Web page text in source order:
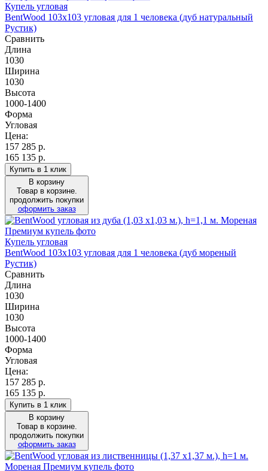
Купель угловая
BentWood 103х103 угловая для 1 человека (дуб натуральный
Рустик)
Сравнить
Длина
1030
Ширина
1030
Высота
1000-1400
Форма
Угловая
Цена:
157 285 р.
165 135 р.
Купить в 1 клик
В корзину
Товар в корзине.
продолжить покупки
оформить заказ
Купель угловая
BentWood 103х103 угловая для 1 человека (дуб мореный
Рустик)
Сравнить
Длина
1030
Ширина
1030
Высота
1000-1400
Форма
Угловая
Цена:
157 285 р.
165 135 р.
Купить в 1 клик
В корзину
Товар в корзине.
продолжить покупки
оформить заказ